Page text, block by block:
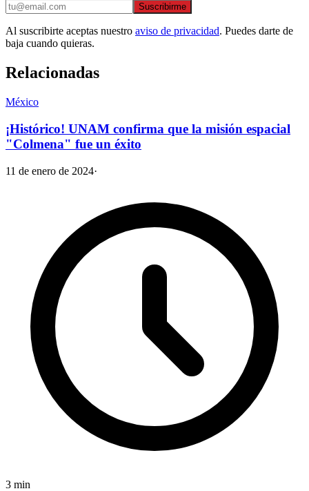
Suscribirme
Al suscribirte aceptas nuestro aviso de privacidad. Puedes darte de
baja cuando quieras.
Relacionadas
México
¡Histórico! UNAM confirma que la misión espacial
"Colmena" fue un éxito
11 de enero de 2024·
3 min